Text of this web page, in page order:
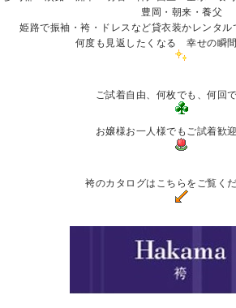
豊岡・朝来・養父
姫路で振袖・袴・ドレスなど貸衣装かレンタ
何度も見返したくなる 幸せの瞬
ご試着自由、何枚でも、何回
お嬢様お一人様でもご試着歓
袴のカタログはこちらをご覧く